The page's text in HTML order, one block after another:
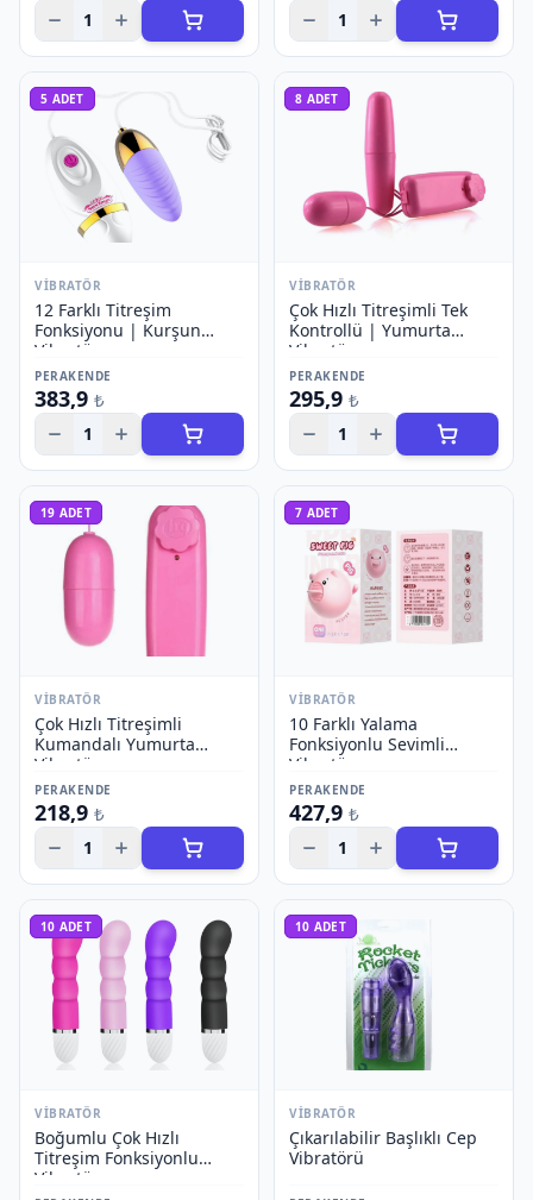
1 1
5 ADET
VIBRATÖR
12 Farklı Titreşim
Fonksiyonu | Kurşun
Vibratör
PERAKENDE
383,9 ₺
1
8 ADET
VIBRATÖR
Çok Hızlı Titreşimli Tek
Kontrollü | Yumurta
Vibratör
PERAKENDE
295,9 ₺
1
19 ADET
VIBRATÖR
Çok Hızlı Titreşimli
Kumandalı Yumurta
Vibratör
PERAKENDE
218,9 ₺
1
7 ADET
VIBRATÖR
10 Farklı Yalama
Fonksiyonlu Sevimli
Vibratör
PERAKENDE
427,9 ₺
1
10 ADET
VIBRATÖR
Boğumlu Çok Hızlı
Titreşim Fonksiyonlu
Vibratör
10 ADET
VIBRATÖR
Çıkarılabilir Başlıklı Cep
Vibratörü